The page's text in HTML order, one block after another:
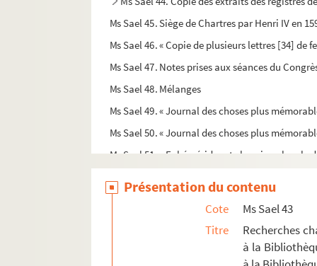
Ms Sael 45. Siège de Chartres par Henri IV en
Ms Sael 46. « Copie de plusieurs lettres [34] de
Ms Sael 47. Notes prises aux séances du
Ms Sael 48. Mélanges
Ms Sael 49. « Journal des choses plus
Ms Sael 50. « Journal des choses plus
Ms Sael 51. « Ephémérides et chronique locale
Ms Sael 52. Catalogue avec figures de la
Ms Sael 54. « Quelques notes sur l'église de
Présentation du contenu
Cote
Ms Sael 43
Titre
Recherches
à la